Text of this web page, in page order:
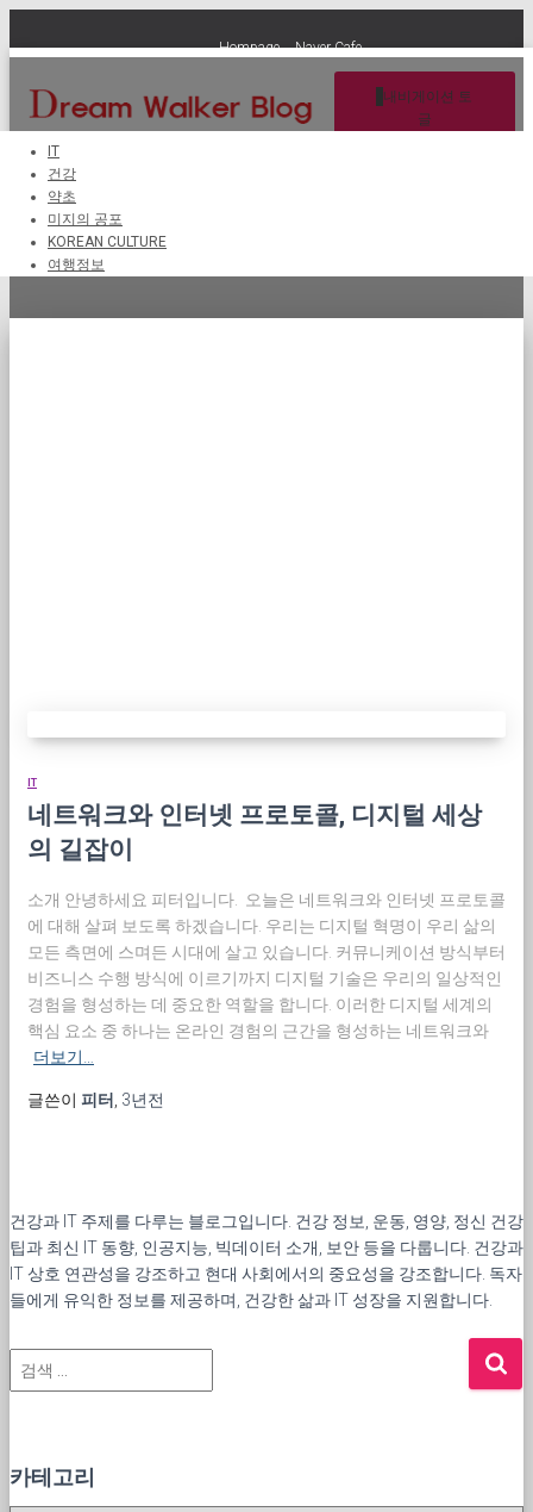
Hompage Naver Cafe
내비게이션 토
글
IT
건강
약초
미지의 공포
KOREAN CULTURE
여행정보
온라인 안전 대책
IT
네트워크와 인터넷 프로토콜, 디지털 세상
의 길잡이
소개 안녕하세요 피터입니다. 오늘은 네트워크와 인터넷 프로토콜
에 대해 살펴 보도록 하겠습니다. 우리는 디지털 혁명이 우리 삶의
모든 측면에 스며든 시대에 살고 있습니다. 커뮤니케이션 방식부터
비즈니스 수행 방식에 이르기까지 디지털 기술은 우리의 일상적인
경험을 형성하는 데 중요한 역할을 합니다. 이러한 디지털 세계의
핵심 요소 중 하나는 온라인 경험의 근간을 형성하는 네트워크와
더보기…
글쓴이 피터 , 3년전
건강과 IT 주제를 다루는 블로그입니다. 건강 정보, 운동, 영양, 정신 건강
팁과 최신 IT 동향, 인공지능, 빅데이터 소개, 보안 등을 다룹니다. 건강과
IT 상호 연관성을 강조하고 현대 사회에서의 중요성을 강조합니다. 독자
들에게 유익한 정보를 제공하며, 건강한 삶과 IT 성장을 지원합니다.
검
색
카테고리